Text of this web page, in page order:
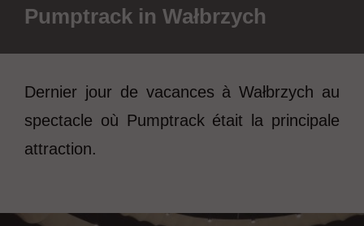
Pumptrack in Wałbrzych
Dernier jour de vacances à Wałbrzych au
spectacle où Pumptrack était la principale
attraction.